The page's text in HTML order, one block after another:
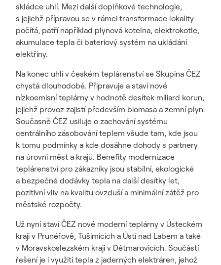
skládce uhlí. Mezi další doplňkové technologie,
s jejichž přípravou se v rámci transformace lokality
počítá, patří například plynová kotelna, elektrokotle,
akumulace tepla či bateriový systém na ukládání
elektřiny.
Na konec uhlí v českém teplárenství se Skupina ČEZ
chystá dlouhodobě. Připravuje a staví nové
nízkoemisní teplárny v hodnotě desítek miliard korun,
jejichž provoz zajistí především biomasa a zemní plyn.
Současně ČEZ usiluje o zachování systému
centrálního zásobování teplem všude tam, kde jsou
k tomu podmínky a kde dosáhne dohody s partnery
na úrovni měst a krajů. Benefity modernizace
teplárenství pro zákazníky jsou stabilní, ekologické
a bezpečné dodávky tepla na další desítky let,
pozitivní vliv na kvalitu ovzduší a minimální zátěž pro
městské rozpočty.
Už nyní staví ČEZ nové moderní teplárny v Ústeckém
kraji v Prunéřově, Tušimicích a Ústí nad Labem a také
v Moravskoslezském kraji v Dětmarovicích. Součástí
řešení je i využití tepla z jaderných elektráren, jehož